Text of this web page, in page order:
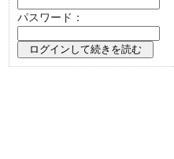
パスワード：